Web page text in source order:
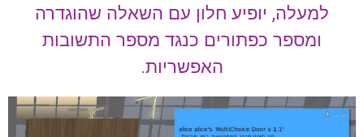
למעלה, יופיע חלון עם השאלה שהוגדרה
ומספר כפתורים כנגד מספר התשובות
האפשריות.